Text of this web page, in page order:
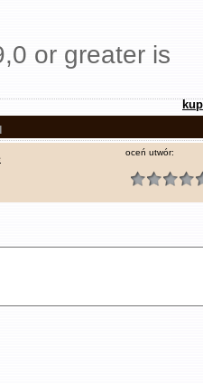
or greater is
oceń utwór: